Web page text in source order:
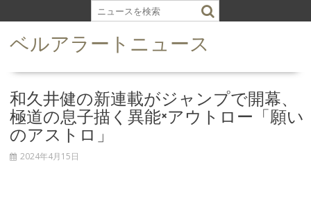
k
ベルアラートニュース
和久井健の新連載がジャンプで開幕、
極道の息子描く異能×アウトロー「願い
のアストロ」
2024年4月15日